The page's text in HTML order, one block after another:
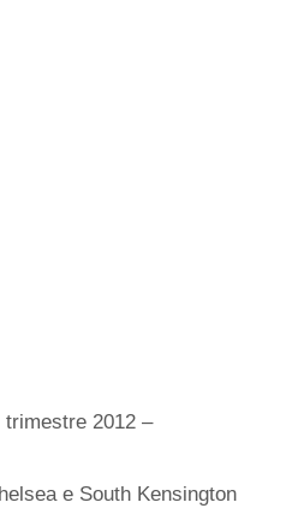
2012 –
e South Kensington